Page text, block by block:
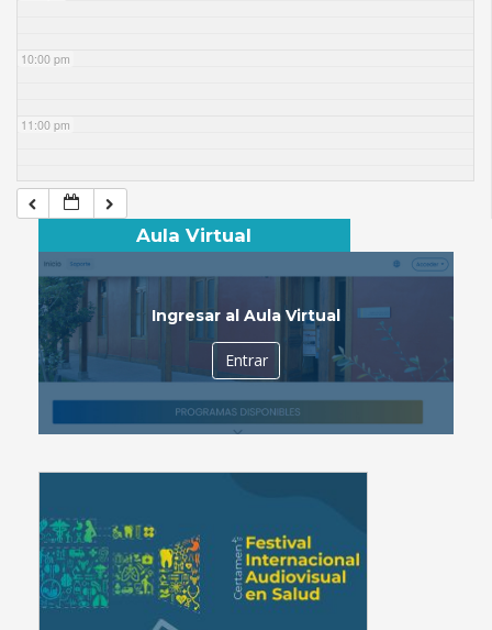
10:00 pm
11:00 pm
Aula Virtual
Ingresar al Aula Virtual
Entrar